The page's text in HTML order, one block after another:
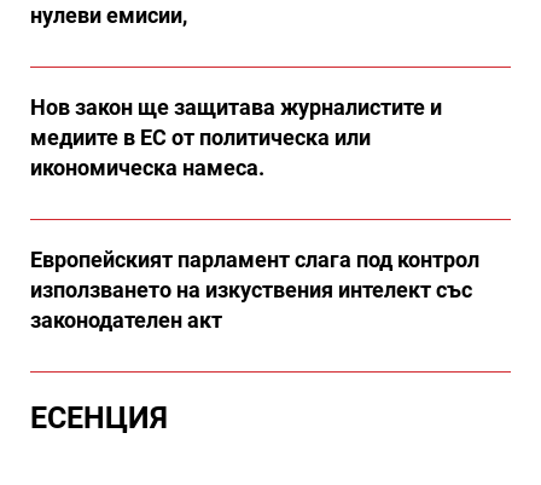
нулеви емисии,
Нов закон ще защитава журналистите и
медиите в ЕС от политическа или
икономическа намеса.
Европейският парламент слага под контрол
използването на изкуствения интелект със
законодателен акт
ЕСЕНЦИЯ